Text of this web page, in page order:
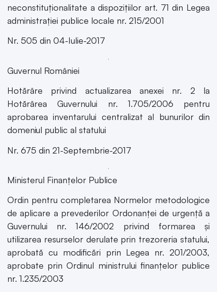
neconstituționalitate a dispozițiilor art. 71 din Legea
administrației publice locale nr. 215/2001
Nr. 505 din 04-Iulie-2017
Guvernul României
Hotărâre privind actualizarea anexei nr. 2 la
Hotărârea Guvernului nr. 1.705/2006 pentru
aprobarea inventarului centralizat al bunurilor din
domeniul public al statului
Nr. 675 din 21-Septembrie-2017
Ministerul Finanțelor Publice
Ordin pentru completarea Normelor metodologice
de aplicare a prevederilor Ordonanței de urgență a
Guvernului nr. 146/2002 privind formarea și
utilizarea resurselor derulate prin trezoreria statului,
aprobată cu modificări prin Legea nr. 201/2003,
aprobate prin Ordinul ministrului finanțelor publice
nr. 1.235/2003